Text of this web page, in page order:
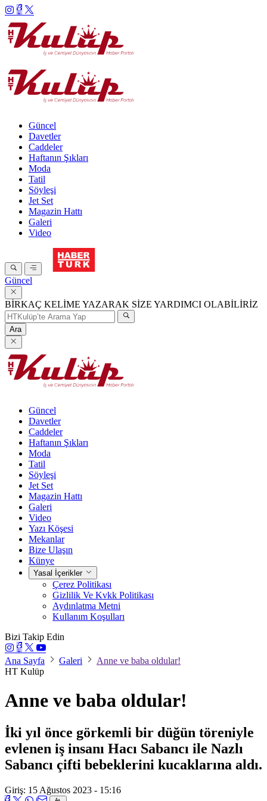
Güncel
Davetler
Caddeler
Haftanın Şıkları
Moda
Tatil
Söyleşi
Jet Set
Magazin Hattı
Galeri
Video
Güncel
BİRKAÇ KELİME YAZARAK SİZE YARDIMCI OLABİLİRİZ
Ara
Güncel
Davetler
Caddeler
Haftanın Şıkları
Moda
Tatil
Söyleşi
Jet Set
Magazin Hattı
Galeri
Video
Yazı Köşesi
Mekanlar
Bize Ulaşın
Künye
Yasal İçerikler
Çerez Politikası
Gizlilik Ve Kvkk Politikası
Aydınlatma Metni
Kullanım Koşulları
Bizi Takip Edin
Ana Sayfa Galeri
Anne ve baba oldular!
HT Kulüp
Anne ve baba oldular!
İki yıl önce görkemli bir düğün töreniyle
evlenen iş insanı Hacı Sabancı ile Nazlı
Sabancı çifti bebeklerini kucaklarına aldı.
Giriş: 15 Ağustos 2023 - 15:16